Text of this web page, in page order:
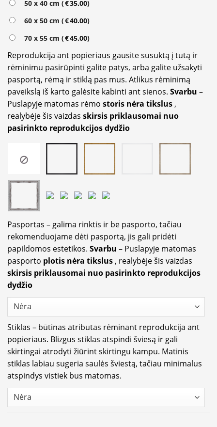
50 x 40 cm (€35.00)
60 x 50 cm (€40.00)
70 x 55 cm (€45.00)
Reprodukcija ant popieriaus gausite susuktą į tutą ir
rėminimu pasirūpinti galite patys, arba galite užsakyti
pasportą, rėmą ir stiklą pas mus. Atlikus rėminimą
paveikslą iš karto galėsite kabinti ant sienos. Svarbu –
Puslapyje matomas rėmo storis nėra tikslus ,
realybėje šis vaizdas skirsis priklausomai nuo
pasirinkto reprodukcijos dydžio
Pasportas – galima rinktis ir be pasporto, tačiau
rekomenduojame dėti pasportą, jis gali pridėti
papildomos estetikos. Svarbu – Puslapyje matomas
pasporto plotis nėra tikslus , realybėje šis vaizdas
skirsis priklausomai nuo pasirinkto reprodukcijos
dydžio
Stiklas – būtinas atributas rėminant reprodukcija ant
popieriaus. Blizgus stiklas atspindi šviesą ir gali
skirtingai atrodyti žiūrint skirtingu kampu. Matinis
stiklas labiau sugeria saulės šviestą, tačiau minimalus
atspindys vistiek bus matomas.
Alternative: